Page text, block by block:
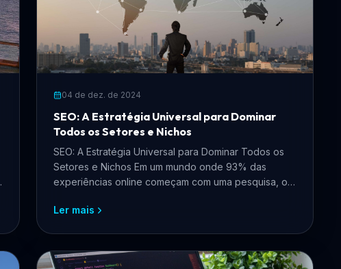
04 de dez. de 2024
SEO: A Estratégia Universal para Dominar
Todos os Setores e Nichos
SEO: A Estratégia Universal para Dominar Todos os
Setores e Nichos Em um mundo onde 93% das
experiências online começam com uma pesquisa, o
Ler mais